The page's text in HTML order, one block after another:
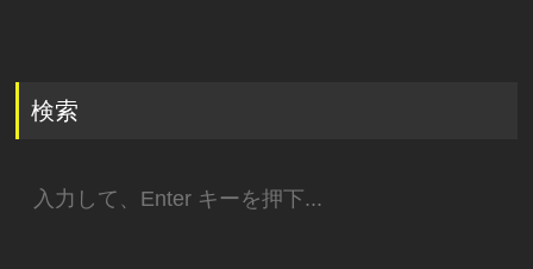
検索
索: